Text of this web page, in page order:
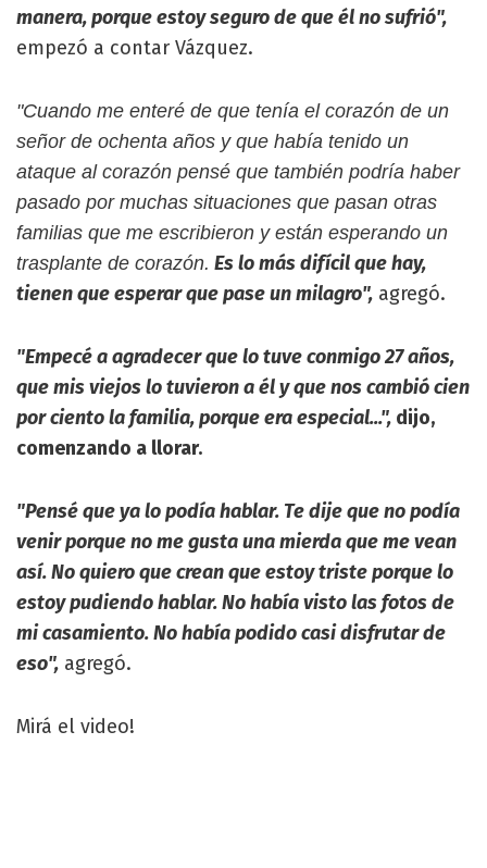
manera, porque estoy seguro de que él no sufrió",
empezó a contar Vázquez.
"Cuando me enteré de que tenía el corazón de un
señor de ochenta años y que había tenido un
ataque al corazón pensé que también podría haber
pasado por muchas situaciones que pasan otras
familias que me escribieron y están esperando un
trasplante de corazón. Es lo más difícil que hay,
tienen que esperar que pase un milagro", agregó.
"Empecé a agradecer que lo tuve conmigo 27 años,
que mis viejos lo tuvieron a él y que nos cambió cien
por ciento la familia, porque era especial...", dijo,
comenzando a llorar.
"Pensé que ya lo podía hablar. Te dije que no podía
venir porque no me gusta una mierda que me vean
así. No quiero que crean que estoy triste porque lo
estoy pudiendo hablar. No había visto las fotos de
mi casamiento. No había podido casi disfrutar de
eso", agregó.
Mirá el video!